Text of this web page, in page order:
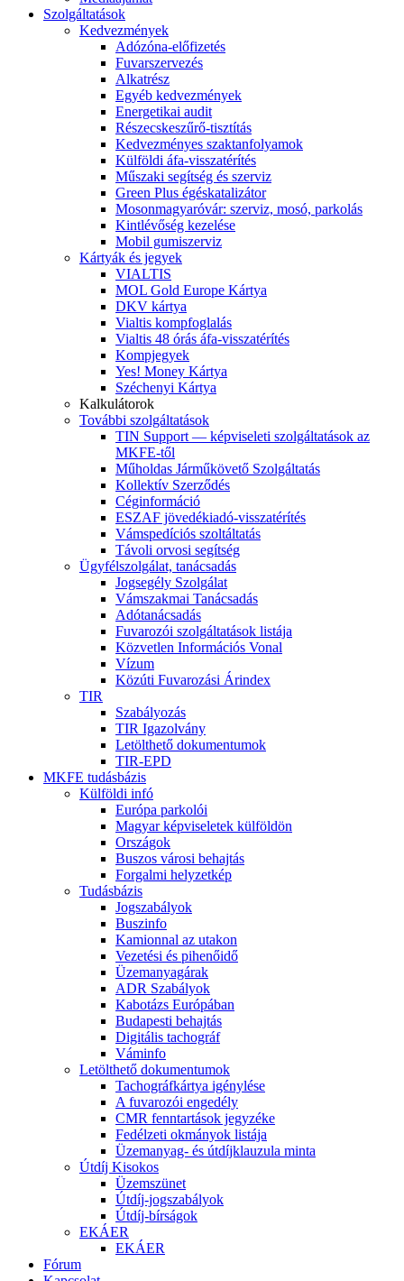
Szolgáltatások
Kedvezmények
Adózóna-előfizetés
Fuvarszervezés
Alkatrész
Egyéb kedvezmények
Energetikai audit
Részecskeszűrő-tisztítás
Kedvezményes szaktanfolyamok
Külföldi áfa-visszatérítés
Műszaki segítség és szerviz
Green Plus égéskatalizátor
Mosonmagyaróvár: szerviz, mosó, parkolás
Kintlévőség kezelése
Mobil gumiszerviz
Kártyák és jegyek
VIALTIS
MOL Gold Europe Kártya
DKV kártya
Vialtis kompfoglalás
Vialtis 48 órás áfa-visszatérítés
Kompjegyek
Yes! Money Kártya
Széchenyi Kártya
Kalkulátorok
További szolgáltatások
TIN Support — képviseleti szolgáltatások az
MKFE-től
Műholdas Járműkövető Szolgáltatás
Kollektív Szerződés
Céginformáció
ESZAF jövedékiadó-visszatérítés
Vámspedíciós szoltáltatás
Távoli orvosi segítség
Ügyfélszolgálat, tanácsadás
Jogsegély Szolgálat
Vámszakmai Tanácsadás
Adótanácsadás
Fuvarozói szolgáltatások listája
Közvetlen Információs Vonal
Vízum
Közúti Fuvarozási Árindex
TIR
Szabályozás
TIR Igazolvány
Letölthető dokumentumok
TIR-EPD
MKFE tudásbázis
Külföldi infó
Európa parkolói
Magyar képviseletek külföldön
Országok
Buszos városi behajtás
Forgalmi helyzetkép
Tudásbázis
Jogszabályok
Buszinfo
Kamionnal az utakon
Vezetési és pihenőidő
Üzemanyagárak
ADR Szabályok
Kabotázs Európában
Budapesti behajtás
Digitális tachográf
Váminfo
Letölthető dokumentumok
Tachográfkártya igénylése
A fuvarozói engedély
CMR fenntartások jegyzéke
Fedélzeti okmányok listája
Üzemanyag- és útdíjklauzula minta
Útdíj Kisokos
Üzemszünet
Útdíj-jogszabályok
Útdíj-bírságok
EKÁER
EKÁER
Fórum